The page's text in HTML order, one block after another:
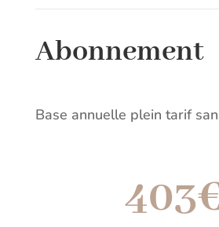
Abonnement
Base annuelle plein tarif